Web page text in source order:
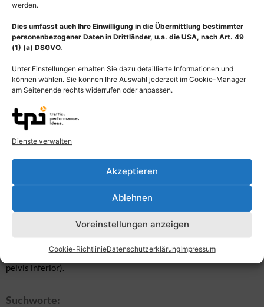
werden.
Dies umfasst auch Ihre Einwilligung in die Übermittlung bestimmter
personenbezogener Daten in Drittländer, u.a. die USA, nach Art. 49
(1) (a) DSGVO.
Unter Einstellungen erhalten Sie dazu detaillierte Informationen und
können wählen. Sie können Ihre Auswahl jederzeit im Cookie-Manager
am Seitenende rechts widerrufen oder anpassen.
Dienste verwalten
Akzeptieren
Ablehnen
Voreinstellungen anzeigen
Cookie-RichtlinieDatenschutzerklärungImpressum
Beschreibung
menschliches Becken mit Lendenwirbel (Vertebrae lumbales),
Bandscheiben (Disci intervertebralis), Sitzbein (Os ischii),
Kreuzbein (Os sacrum) und Schambein (Os pubis). Das Becken
dem Bauch (Abdomen) und den unteren Extremitäten, den
Beinen. Man unterscheidet beim Menschen zwischen einem
großen Becken (Pelvis major) und einem kleinen Becken (Pelvis
minor). Das große Becken befindet sich zwischen beiden
terminalis) und gehört zum Bauchraum. Das kleine Becken
Beckenhöhle (Cavitas pelvis) und dem Beckenausgang (Apertura
pelvis inferior).
Suchworte: